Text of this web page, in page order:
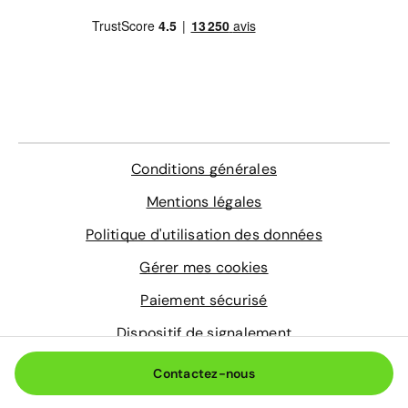
Contactez-nous
Conditions générales
Mentions légales
Politique d'utilisation des données
Gérer mes cookies
Paiement sécurisé
Dispositif de signalement
© 2026 Aramisauto.com